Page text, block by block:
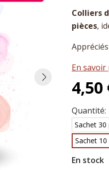
Colliers
pièces,
En savoir
4,50
Quantité:
Sachet 30
Sachet 10
En stock